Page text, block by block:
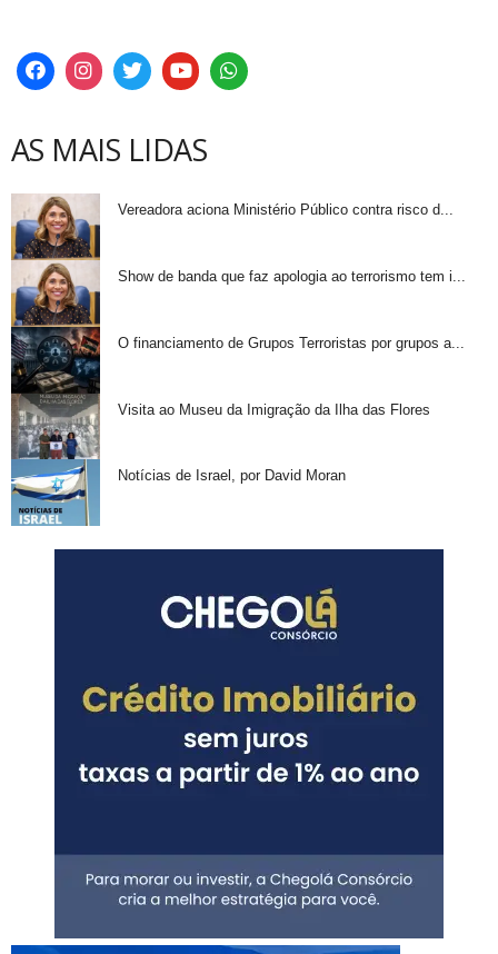
AS MAIS LIDAS
Vereadora aciona Ministério Público contra risco d...
Show de banda que faz apologia ao terrorismo tem i...
O financiamento de Grupos Terroristas por grupos a...
Visita ao Museu da Imigração da Ilha das Flores
Notícias de Israel, por David Moran